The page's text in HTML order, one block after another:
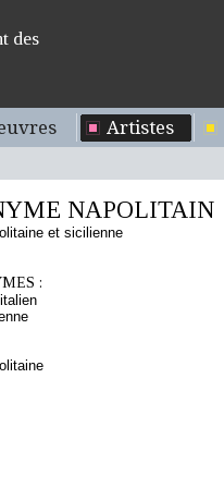
des
Artistes
NAPOLITAIN
et sicilienne
: